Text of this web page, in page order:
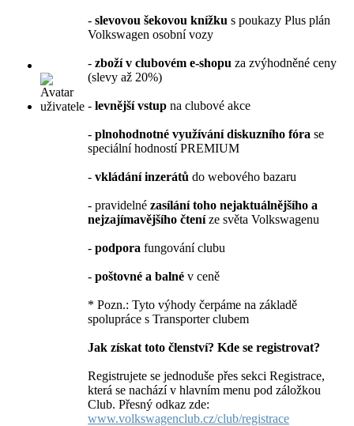
- slevovou šekovou knížku s poukazy Plus plán
Volkswagen osobní vozy
- zboží v clubovém e-shopu za zvýhodněné ceny
(slevy až 20%)
- levnější vstup na clubové akce
- plnohodnotné využívání diskuzního fóra se
speciální hodností PREMIUM
- vkládání inzerátů do webového bazaru
- pravidelné zasílání toho nejaktuálnějšího a
nejzajímavějšího čteníze světa Volkswagenu
- podpora fungování clubu
- poštovné a balné v ceně
* Pozn.: Tyto výhody čerpáme na základě
spolupráce s Transporter clubem
Jak získat toto členství? Kde se registrovat?
Registrujete se jednoduše přes sekci Registrace,
která se nachází v hlavním menu pod záložkou
Club. Přesný odkaz zde:
www.volkswagenclub.cz/club/registrace